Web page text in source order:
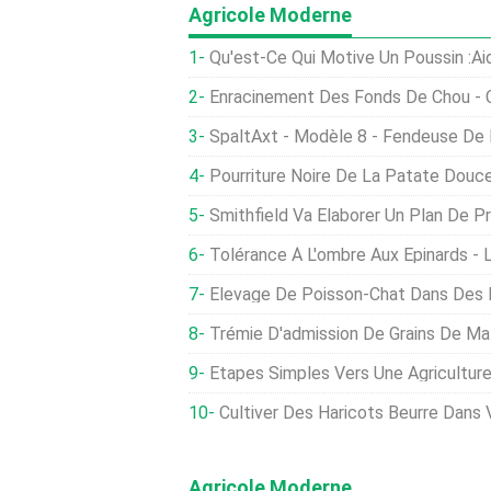
Agricole Moderne
Qu'est-Ce Qui Motive Un Poussin :aidez Le Public Non
Enracinement Des Fonds De Chou - Conseils
SpaltAxt - Modèle 8 - Fendeuse De Bûches
Pourriture Noire De La Patate Douce :Comment Gérer
Smithfield Va Élaborer Un Plan De
Tolérance À L'ombre Aux Épinards - Les
Élevage De Poisson-Chat Dans Des
Trémie D'admission De Grains De
Étapes Simples Vers Une Agriculture
Cultiver Des Haricots Beurre Dans